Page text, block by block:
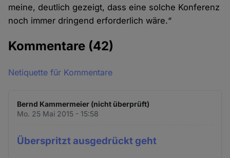
meine, deutlich gezeigt, dass eine solche Konferenz
noch immer dringend erforderlich wäre.“
Kommentare (42)
Netiquette für Kommentare
Bernd Kammermeier (nicht überprüft)
Mo. 25 Mai 2015 - 15:58
Überspritzt ausgedrückt geht